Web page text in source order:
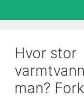
Hvor stor
man?